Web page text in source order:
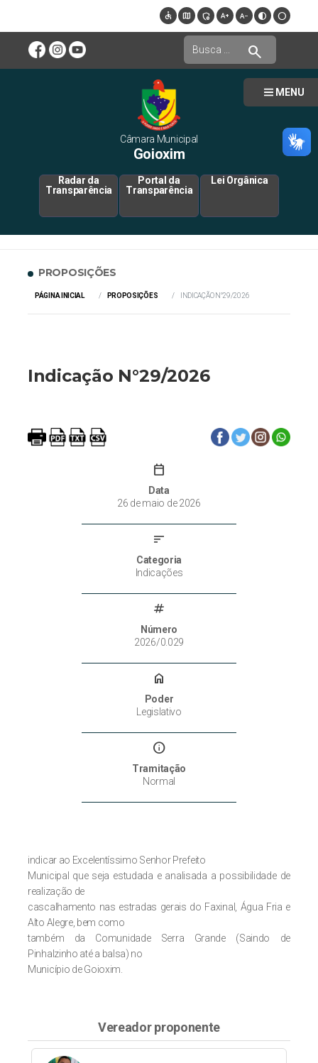
MENU
accessible map admin_panel_settings text_increase text_decrease contrast circle
search
Câmara Municipal
Goioxim
Radar da
Transparência
Portal da
Transparência
Lei Orgânica
PROPOSIÇÕES
PÁGINA INICIAL PROPOSIÇÕES INDICAÇÃO N°29/2026
Indicação N°29/2026
calendar_today
Data
26 de maio de 2026
sort
Categoria
Indicações
tag
Número
2026/0.029
home
Poder
Legislativo
info
Tramitação
Normal
indicar ao Excelentíssimo Senhor Prefeito
Municipal que seja estudada e analisada a possibilidade de
realização de
cascalhamento nas estradas gerais do Faxinal, Água Fria e
Alto Alegre, bem como
também da Comunidade Serra Grande (Saindo de
Pinhalzinho até a balsa) no
Município de Goioxim.
Vereador proponente